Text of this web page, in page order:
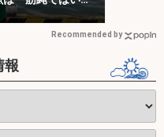
Recommended by
報